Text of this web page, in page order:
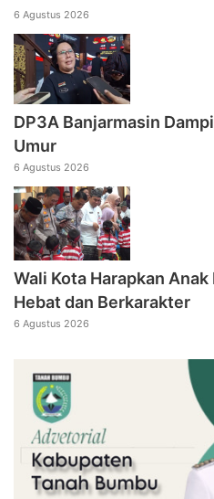
6 Agustus 2026
DP3A Banjarmasin
Umur
6 Agustus 2026
Wali Kota Harapkan
Hebat dan Berkarakter
6 Agustus 2026